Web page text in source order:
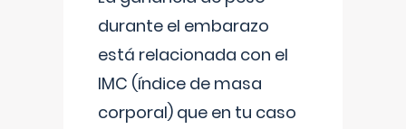
durante el embarazo
está relacionada con el
IMC (índice de masa
corporal) que en tu caso